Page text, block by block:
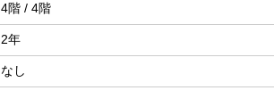
4階 / 4階
2年
なし